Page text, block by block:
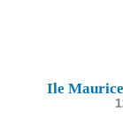
Ile Maurice